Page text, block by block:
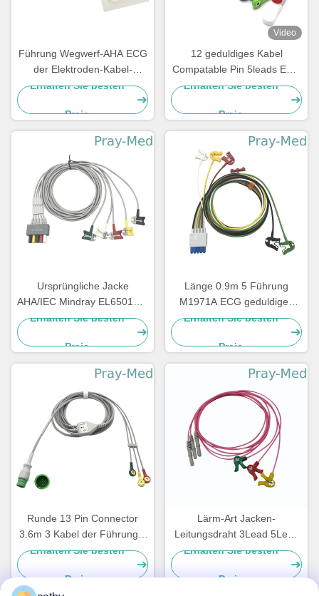
Führung Wegwerf-AHA ECG
der Elektroden-Kabel-
Neugeboren-pädiatrische 3
Erhalten Sie besten
Preis
Video
12 geduldiges Kabel
Compatable Pin 5leads ECG
mit Bionet BM5 BM7
Erhalten Sie besten
Preis
Ursprüngliche Jacke
AHA/IEC Mindray EL6501B 5
der Führungs-ECG
Erhalten Sie besten
Preis
Länge 0.9m 5 Führung
M1971A ECG geduldiges
Kabel mit Jacke des Clip-
Erhalten Sie besten
Preis
Runde 13 Pin Connector
3.6m 3 Kabel der Führungs-
ECG für Mediana D500
Erhalten Sie besten
Preis
Lärm-Art Jacken-
Leitungsdraht 3Lead 5Lead
Iecs AHA ECG geduldiger
Erhalten Sie besten
Preis